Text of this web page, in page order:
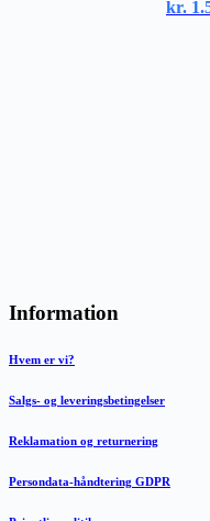
kr.
Information
Hvem er vi?
Salgs- og leveringsbetingelser
Reklamation og returnering
Persondata-håndtering GDPR